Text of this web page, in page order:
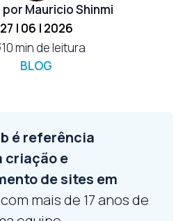
Mauricio Shinmi
27 | 06 | 2026
10min de leitura
BLOG
é referência
criação e
de sites em
mais de 17 anos de